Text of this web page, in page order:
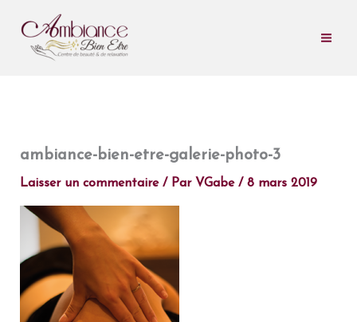
contenu
ambiance-bien-etre-galerie-photo-3
Laisser un commentaire / Par VGabe / 8 mars 2019